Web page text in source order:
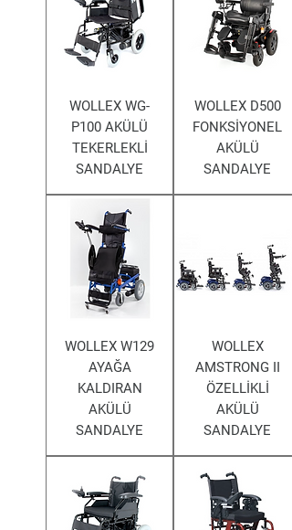
WOLLEX D500
FONKSİYONEL
AKÜLÜ
SANDALYE
WOLLEX WG-
P100 AKÜLÜ
TEKERLEKLİ
SANDALYE
WOLLEX
AMSTRONG II
ÖZELLİKLİ
AKÜLÜ
SANDALYE
WOLLEX W129
AYAĞA
KALDIRAN
AKÜLÜ
SANDALYE